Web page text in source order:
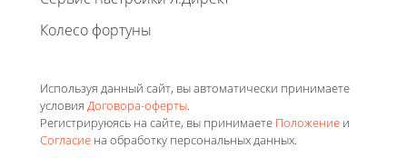
Колесо фортуны
Используя данный сайт, вы автоматически принимаете
условия Договора-оферты.
Регистрируюясь на сайте, вы принимаете Положение и
Согласие на обработку персональных данных.